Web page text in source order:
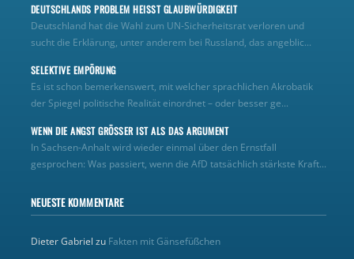
DEUTSCHLANDS PROBLEM HEISST GLAUBWÜRDIGKEIT
Deutschland hat die Wahl zum UN‑Sicherheitsrat verloren und
sucht die Erklärung, unter anderem bei Russland, das angeblic...
SELEKTIVE EMPÖRUNG
Es ist schon bemerkenswert, mit welcher sprachlichen Akrobatik
der Spiegel politische Realität einordnet – oder besser ge...
WENN DIE ANGST GRÖSSER IST ALS DAS ARGUMENT
In Sachsen-Anhalt wird wieder einmal über den Ernstfall
gesprochen: Was passiert, wenn die AfD tatsächlich stärkste Kraft...
NEUESTE KOMMENTARE
Dieter Gabriel zu Fakten mit Gänsefüßchen